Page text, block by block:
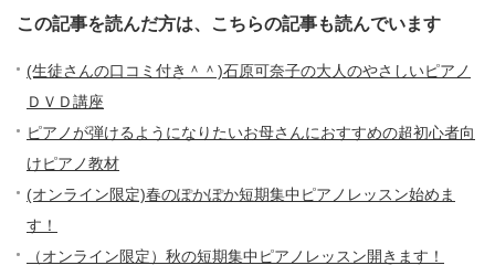
この記事を読んだ方は、こちらの記事も読んでいます
(生徒さんの口コミ付き＾＾)石原可奈子の大人のやさしいピアノ
ＤＶＤ講座
ピアノが弾けるようになりたいお母さんにおすすめの超初心者向
けピアノ教材
(オンライン限定)春のぽかぽか短期集中ピアノレッスン始めま
す！
（オンライン限定）秋の短期集中ピアノレッスン開きます！